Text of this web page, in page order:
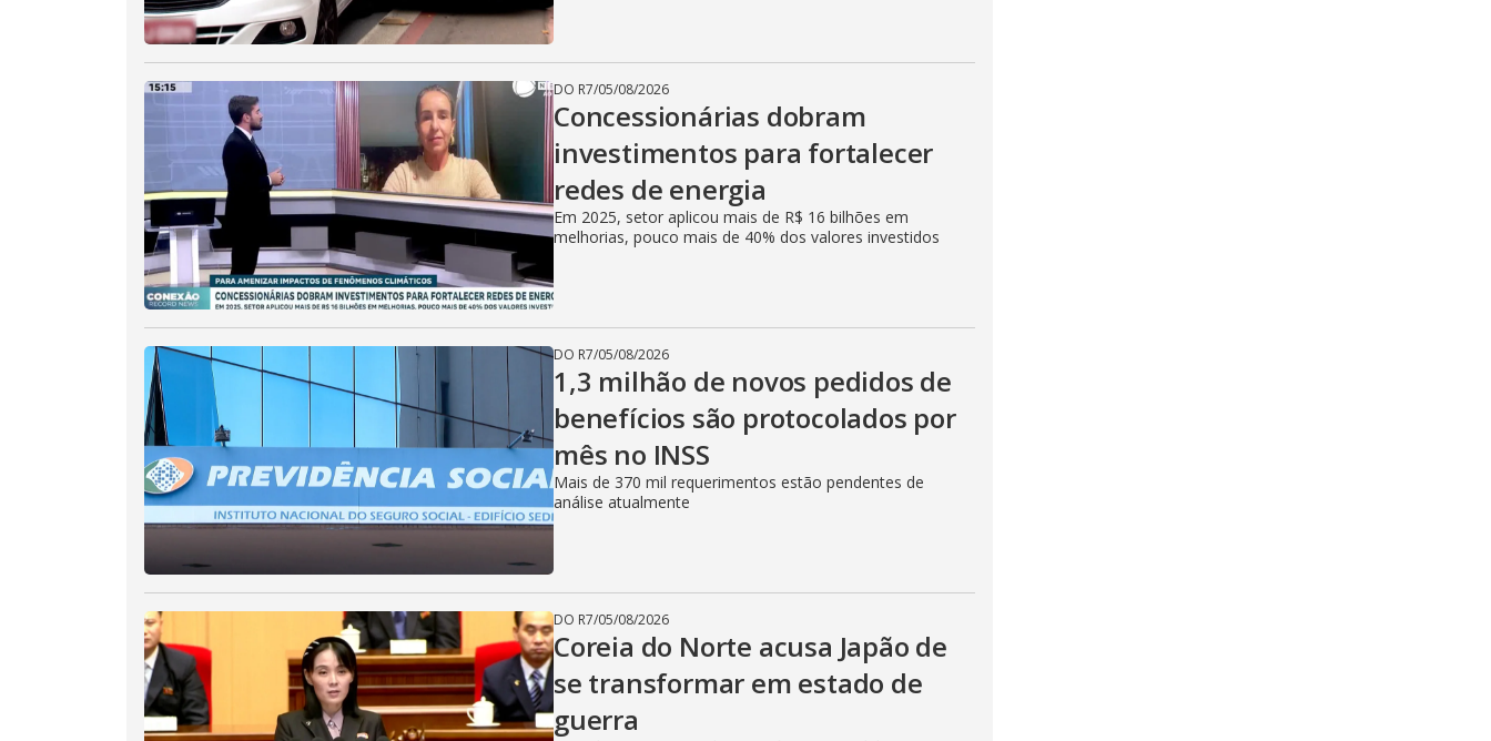
DO R7/05/08/2026
Concessionárias dobram
investimentos para fortalecer
redes de energia
Em 2025, setor aplicou mais de R$ 16 bilhões em
melhorias, pouco mais de 40% dos valores investidos
DO R7/05/08/2026
1,3 milhão de novos pedidos de
benefícios são protocolados por
mês no INSS
Mais de 370 mil requerimentos estão pendentes de
análise atualmente
DO R7/05/08/2026
Coreia do Norte acusa Japão de
se transformar em estado de
guerra